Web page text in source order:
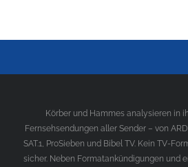
Körber und Hammes analysieren in
Fernsehsendungen aller Sender – von
SAT.1, ProSieben und Bibel TV. Kein TV-
sicher. Neben Formatankündigungen und